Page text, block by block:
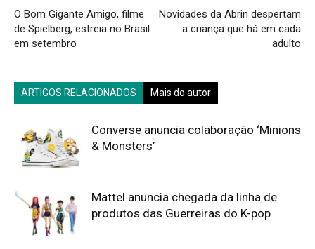
O Bom Gigante Amigo, filme
de Spielberg, estreia no Brasil
em setembro
Novidades da Abrin despertam
a criança que há em cada
adulto
ARTIGOS RELACIONADOS Mais do autor
Converse anuncia colaboração ‘Minions
& Monsters’
Mattel anuncia chegada da linha de
produtos das Guerreiras do K-pop